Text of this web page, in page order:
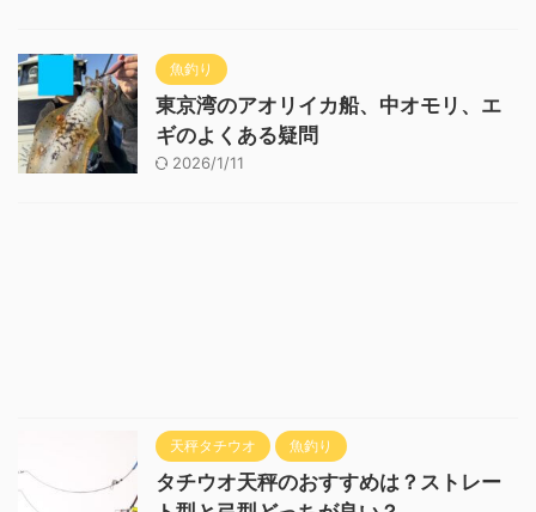
魚釣り
東京湾のアオリイカ船、中オモリ、エ
ギのよくある疑問
2026/1/11
天秤タチウオ 魚釣り
タチウオ天秤のおすすめは？ストレー